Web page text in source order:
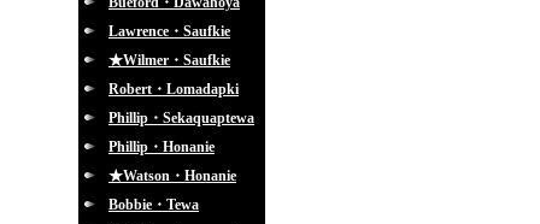
Lawrence・Saufkie
★Wilmer・Saufkie
Robert・Lomadapki
Phillip・Sekaquaptewa
Phillip・Honanie
★Watson・Honanie
Bobbie・Tewa